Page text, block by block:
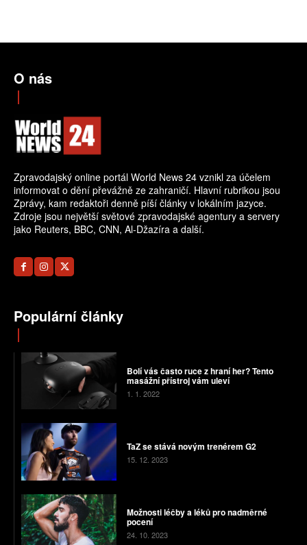
O nás
Zpravodajský online portál World News 24 vznikl za účelem
informovat o dění převážně ze zahraničí. Hlavní rubrikou jsou
Zprávy, kam redaktoři denně píší články v lokálním jazyce.
Zdroje jsou největší světové zpravodajské agentury a servery
jako Reuters, BBC, CNN, Al-Džazíra a další.
Populární články
Bolí vás často ruce z hraní her? Tento
masážní přístroj vám uleví
1. 1. 2022
TaZ se stává novým trenérem G2
15. 12. 2023
Možnosti léčby a léků pro nadměrné
pocení
24. 10. 2023